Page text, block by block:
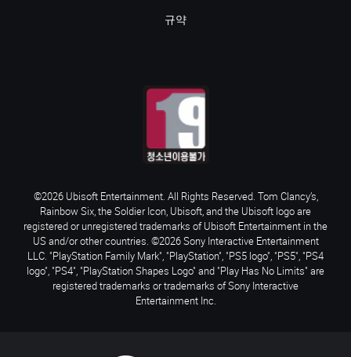
규약
©2026 Ubisoft Entertainment. All Rights Reserved. Tom Clancy’s,
Rainbow Six, the Soldier Icon, Ubisoft, and the Ubisoft logo are
registered or unregistered trademarks of Ubisoft Entertainment in the
US and/or other countries. ©2026 Sony Interactive Entertainment
LLC. "PlayStation Family Mark", "PlayStation", "PS5 logo", "PS5", "PS4
logo", "PS4", "PlayStation Shapes Logo" and "Play Has No Limits" are
registered trademarks or trademarks of Sony Interactive
Entertainment Inc.